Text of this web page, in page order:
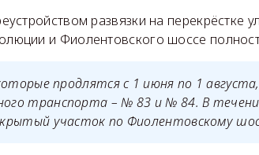
развязки на перекрёстке
и Фиолентовского шоссе
продлятся с 1 июня по 1
транспорта – № 83 и № 84. В
участок по Фиолентовскому